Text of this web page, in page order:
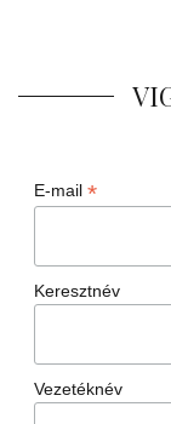
E-mail *
Keresztnév
Vezetéknév